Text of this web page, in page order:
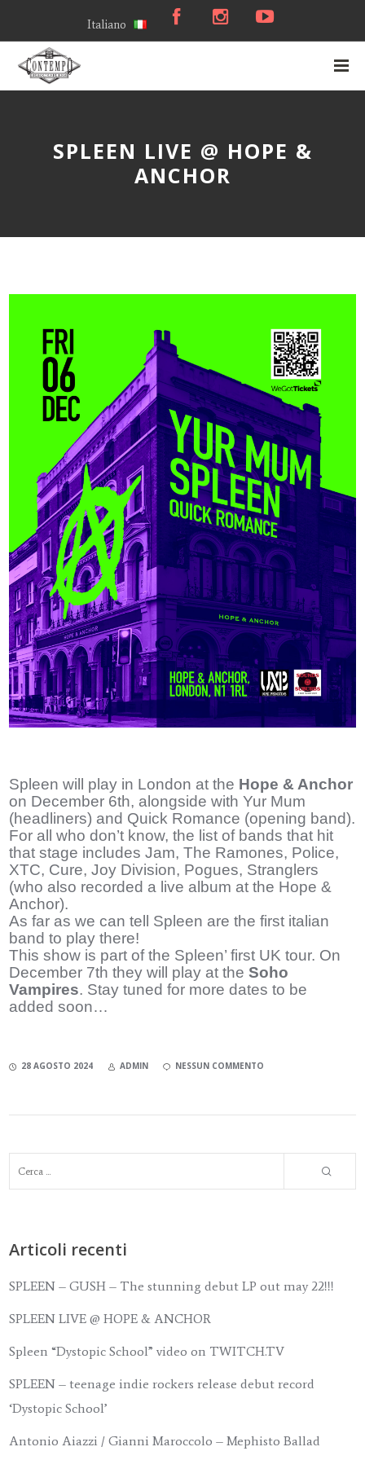
Italiano
SPLEEN LIVE @ HOPE &
ANCHOR
Spleen will play in London at the Hope & Anchor
on December 6th, alongside with Yur Mum
(headliners) and Quick Romance (opening band).
For all who don’t know, the list of bands that hit
that stage includes Jam, The Ramones, Police,
XTC, Cure, Joy Division, Pogues, Stranglers
(who also recorded a live album at the Hope &
Anchor).
As far as we can tell Spleen are the first italian
band to play there!
This show is part of the Spleen’ first UK tour. On
December 7th they will play at theSoho
Vampires. Stay tuned for more dates to be
added soon…
28 AGOSTO 2024 ADMIN NESSUN COMMENTO
Articoli recenti
SPLEEN – GUSH – The stunning debut LP out may 22!!!
SPLEEN LIVE @ HOPE & ANCHOR
Spleen “Dystopic School” video on TWITCH.TV
SPLEEN – teenage indie rockers release debut record
‘Dystopic School’
Antonio Aiazzi / Gianni Maroccolo – Mephisto Ballad